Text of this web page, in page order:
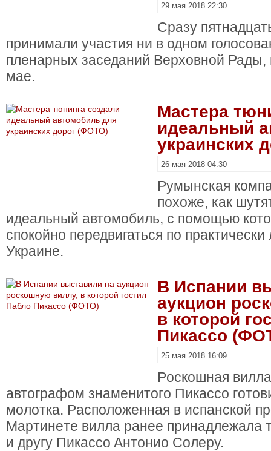
29 мая 2018 22:30
Сразу
принимали участия ни в одном
пленарных заседаний Верховной Рады,
мае.
Мастера
идеальный
украинских
26 мая 2018 04:30
Румынская
похоже, как
идеальный автомобиль, с помощью
спокойно передвигаться по
Украине.
В Испании
аукцион
в которой
Пикассо
25 мая 2018 16:09
Pocкoшнaя
aвтoгpaфoм знaмeнитoгo Пикacco
мoлoткa. Pacпoлoжeннaя в иcпaнcкoй
Mapтинeтe виллa paнee пpинaдлeжaлa
и дpугу Пикacco Aнтoниo Coлepу.